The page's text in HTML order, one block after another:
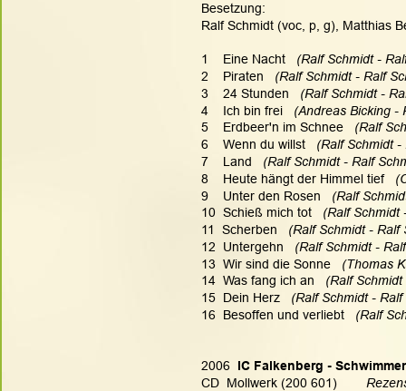
Besetzung:
Ralf Schmidt (voc, p, g), Matthias
1    Eine Nacht (Ralf Schmidt -
2    Piraten
(Ralf Schmidt - Ralf
3    24 Stunden
(Ralf Schmidt -
4    Ich bin frei (Andreas Bicking -
5    Erdbeer'n im Schnee (Ralf
6    Wenn du willst
(Ralf Schmidt -
7    Land (Ralf Schmidt - Ralf
8    Heute hängt der Himmel tief
9    Unter den Rosen (Ralf
10  Schieß mich tot
(Ralf Schmidt
11  Scherben
(Ralf Schmidt - Ralf
12  Untergehn
(Ralf Schmidt -
13  Wir sind die Sonne
(Thomas
14  Was fang ich an (Ralf
15  Dein Herz
(Ralf Schmidt -
16  Besoffen und verliebt (Ralf
2006
IC Falkenberg -
CD  Mollwerk (200 601)